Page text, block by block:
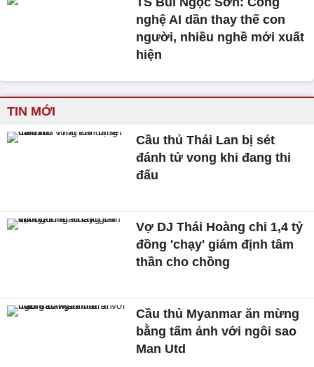
nghệ AI dần thay thế con
người, nhiều nghề mới xuất
hiện
TIN MỚI
Cầu thủ Thái Lan bị sét
đánh tử vong khi đang thi
đấu
Vợ DJ Thái Hoàng chi 1,4 tỷ
đồng 'chạy' giám định tâm
thần cho chồng
Cầu thủ Myanmar ăn mừng
bằng tấm ảnh với ngôi sao
Man Utd